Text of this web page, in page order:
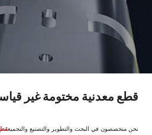
قطع معدنية مختومة غير
نحن متخصصون في البحث والتطوير والتصنيع والتجميع